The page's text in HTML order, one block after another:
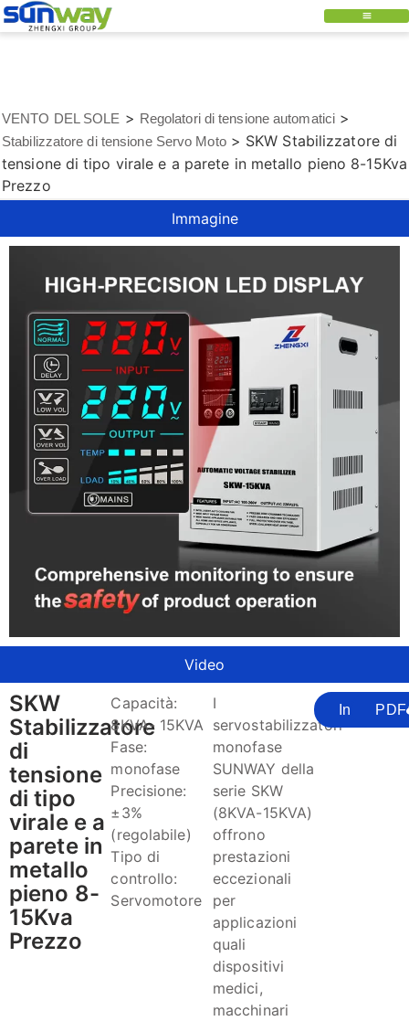
VENTO DEL SOLE > Regolatori di tensione automatici >
Stabilizzatore di tensione Servo Moto> SKW Stabilizzatore di
tensione di tipo virale e a parete in metallo pieno 8-15Kva
Prezzo
Immagine
Video
SKW
Stabilizzatore
di
tensione
di tipo
virale e a
parete in
metallo
pieno 8-
15Kva
Prezzo
Capacità:
8KVA- 15KVA
Fase:
monofase
Precisione:
±3%
(regolabile)
Tipo di
controllo:
Servomotore
I
servostabilizzatori
monofase
SUNWAY della
serie SKW
(8KVA-15KVA)
offrono
prestazioni
eccezionali
per
applicazioni
quali
dispositivi
medici,
macchinari
Informarsi
PDF